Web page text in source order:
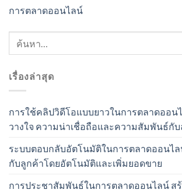
การตลาดออนไลน์
เรื่องล่าสุด
การใช้คลิปวิดีโอแบบยาวในการตลาดออน
วางใจ ความน่าเชื่อถือและความสัมพันธ์กั
ระบบตอบกลับอัตโนมัติในการตลาดออนไ
กับลูกค้าโดยอัตโนมัติและเพิ่มยอดขาย
การประชาสัมพันธ์ในการตลาดออนไลน์ สร้